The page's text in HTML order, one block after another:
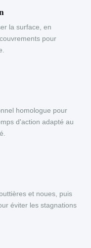
la surface, en
pour
homologue pour
d'action adapté au
et noues, puis
éviter les stagnations